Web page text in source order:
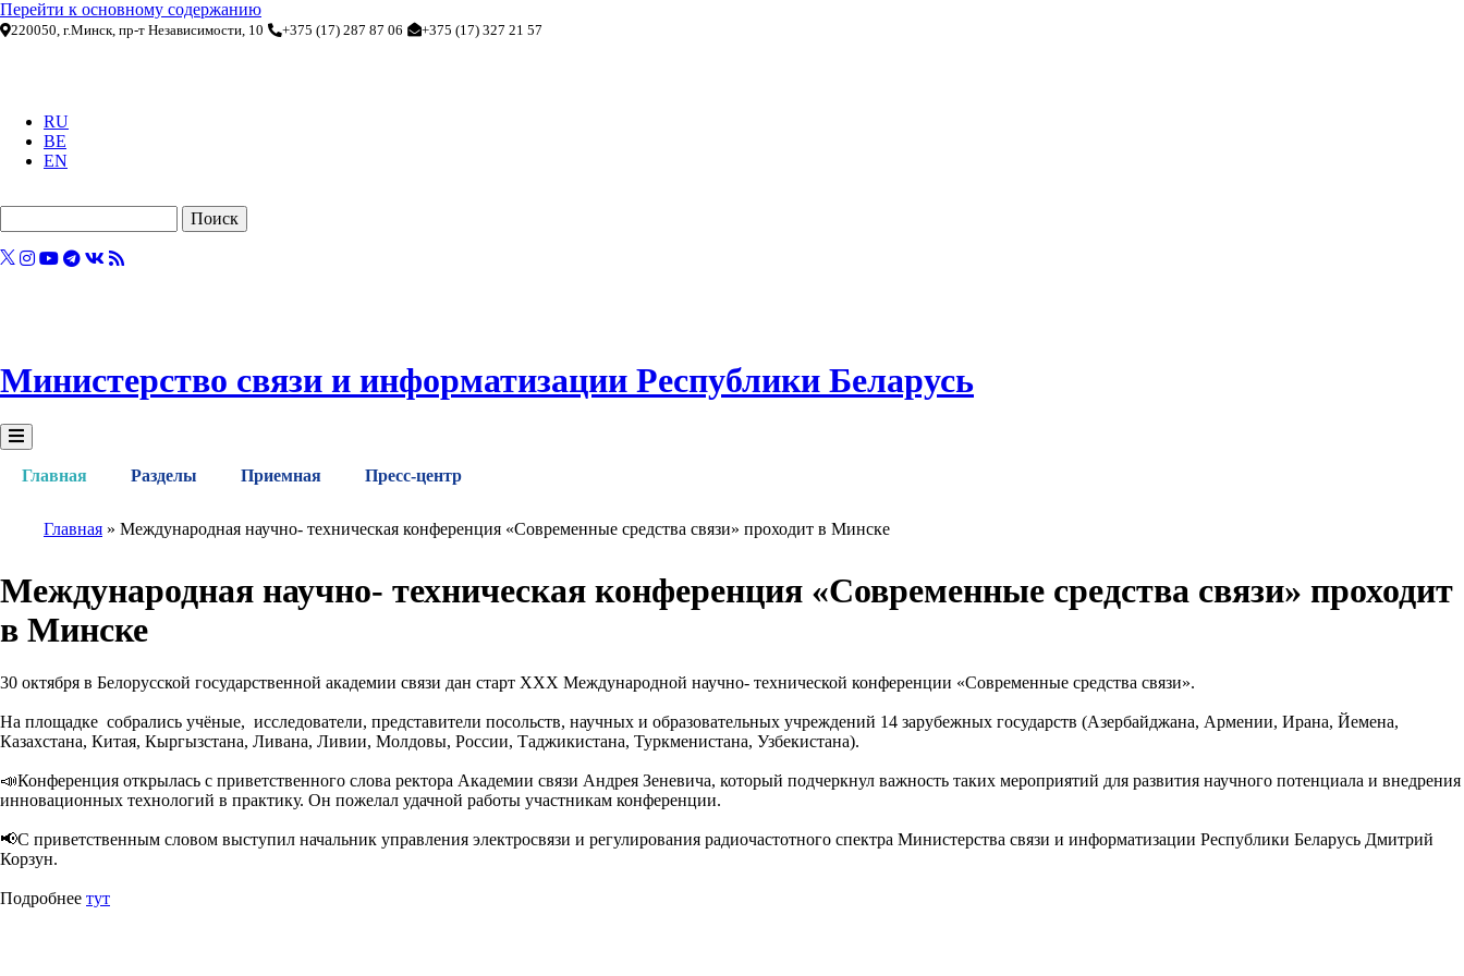
Перейти к основному содержанию
220050, г.Минск, пр-т Независимости, 10 +375 (17) 287 87 06 +375 (17) 327 21 57
RU
BE
EN
Министерство связи и информатизации Республики Беларусь
Главная Разделы Приемная Пресс-центр
навигации
Главная Международная научно- техническая конференция «Современные средства связи» проходит в Минске
Международная научно- техническая конференция «Современные средства связи» проходит
в Минске
30 октября в Белорусской государственной академии связи дан старт XXX Международной научно- технической конференции «Современные средства связи».
На площадке собрались учёные, исследователи, представители посольств, научных и образовательных учреждений 14 зарубежных государств (Азербайджана, Армении, Ирана, Йемена,
Казахстана, Китая, Кыргызстана, Ливана, Ливии, Молдовы, России, Таджикистана, Туркменистана, Узбекистана).
📣Конференция открылась с приветственного слова ректора Академии связи Андрея Зеневича, который подчеркнул важность таких мероприятий для развития научного потенциала и внедрения
инновационных технологий в практику. Он пожелал удачной работы участникам конференции.
📢С приветственным словом выступил начальник управления электросвязи и регулирования радиочастотного спектра Министерства связи и информатизации Республики Беларусь Дмитрий
Корзун.
Подробнее тут